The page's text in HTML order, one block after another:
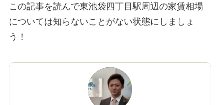
この記事を読んで東池袋四丁目駅周辺の家賃相場
については知らないことがない状態にしましょ
う！